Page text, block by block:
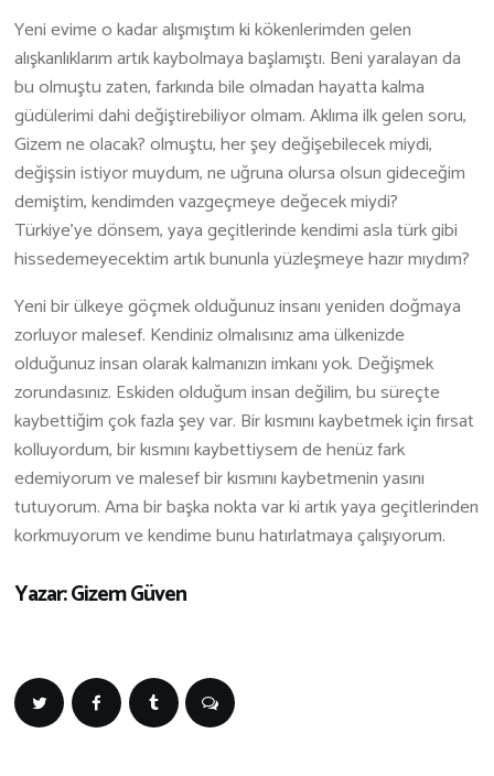
Yeni evime o kadar alışmıştım ki kökenlerimden gelen
alışkanlıklarım artık kaybolmaya başlamıştı. Beni yaralayan da
bu olmuştu zaten, farkında bile olmadan hayatta kalma
güdülerimi dahi değiştirebiliyor olmam. Aklıma ilk gelen soru,
Gizem ne olacak? olmuştu, her şey değişebilecek miydi,
değişsin istiyor muydum, ne uğruna olursa olsun gideceğim
demiştim, kendimden vazgeçmeye değecek miydi?
Türkiye’ye dönsem, yaya geçitlerinde kendimi asla türk gibi
hissedemeyecektim artık bununla yüzleşmeye hazır mıydım?
Yeni bir ülkeye göçmek olduğunuz insanı yeniden doğmaya
zorluyor malesef. Kendiniz olmalısınız ama ülkenizde
olduğunuz insan olarak kalmanızın imkanı yok. Değişmek
zorundasınız. Eskiden olduğum insan değilim, bu süreçte
kaybettiğim çok fazla şey var. Bir kısmını kaybetmek için fırsat
kolluyordum, bir kısmını kaybettiysem de henüz fark
edemiyorum ve malesef bir kısmını kaybetmenin yasını
tutuyorum. Ama bir başka nokta var ki artık yaya geçitlerinden
korkmuyorum ve kendime bunu hatırlatmaya çalışıyorum.
Yazar: Gizem Güven